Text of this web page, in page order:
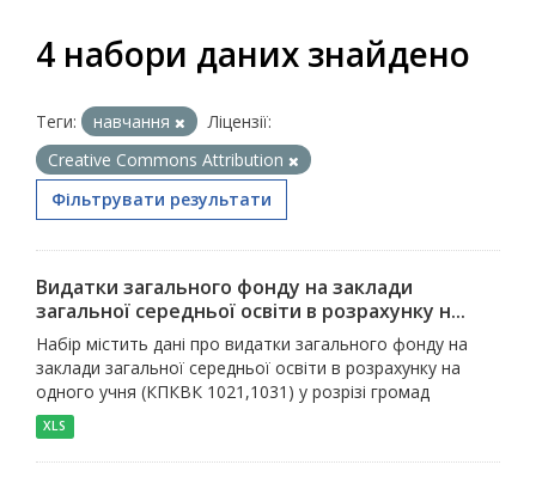
4 набори даних знайдено
Теги: навчання
Ліцензії:
Creative Commons Attribution
Фільтрувати результати
Видатки загального фонду на заклади
загальної середньої освіти в розрахунку н...
Набір містить дані про видатки загального фонду на
заклади загальної середньої освіти в розрахунку на
одного учня (КПКВК 1021,1031) у розрізі громад
XLS